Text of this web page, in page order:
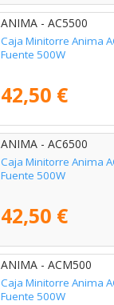
ANIMA - AC5500
Caja Minitorre Anima
Fuente 500W
42,50 €
ANIMA - AC6500
Caja Minitorre Anima
Fuente 500W
42,50 €
ANIMA - ACM500
Caja Minitorre Anima
Fuente 500W